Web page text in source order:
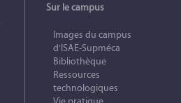
Sur le campus
Images du campus
d’ISAE-Supméca
Bibliothèque
Ressources
technologiques